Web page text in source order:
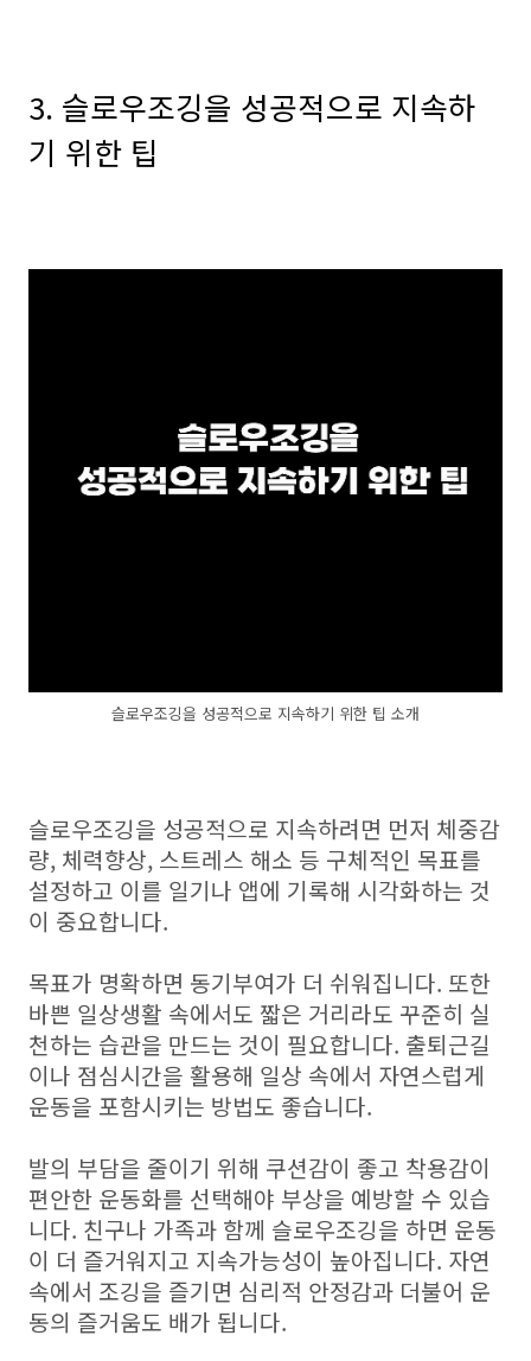
3. 슬로우조깅을 성공적으로 지속하
기 위한 팁
슬로우조깅을 성공적으로 지속하기 위한 팁 소개
슬로우조깅을 성공적으로 지속하려면 먼저 체중감
량, 체력향상, 스트레스 해소 등 구체적인 목표를
설정하고 이를 일기나 앱에 기록해 시각화하는 것
이 중요합니다.
목표가 명확하면 동기부여가 더 쉬워집니다. 또한
바쁜 일상생활 속에서도 짧은 거리라도 꾸준히 실
천하는 습관을 만드는 것이 필요합니다. 출퇴근길
이나 점심시간을 활용해 일상 속에서 자연스럽게
운동을 포함시키는 방법도 좋습니다.
발의 부담을 줄이기 위해 쿠션감이 좋고 착용감이
편안한 운동화를 선택해야 부상을 예방할 수 있습
니다. 친구나 가족과 함께 슬로우조깅을 하면 운동
이 더 즐거워지고 지속가능성이 높아집니다. 자연
속에서 조깅을 즐기면 심리적 안정감과 더불어 운
동의 즐거움도 배가 됩니다.